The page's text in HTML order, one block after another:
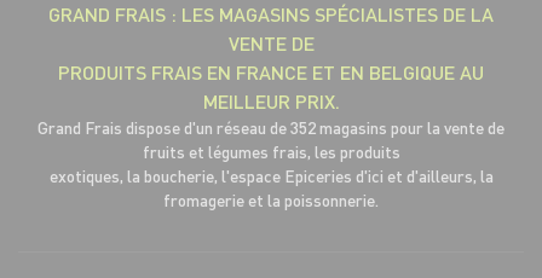
GRAND FRAIS : LES MAGASINS SPÉCIALISTES DE LA
VENTE DE
PRODUITS FRAIS EN FRANCE ET EN BELGIQUE AU
MEILLEUR PRIX.
Grand Frais dispose d'un réseau de 352 magasins pour la vente de
fruits et légumes frais, les produits
exotiques, la boucherie, l'espace Epiceries d'ici et d'ailleurs, la
fromagerie et la poissonnerie.